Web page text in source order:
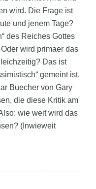
wird. Die Frage ist
und jenem Tage?
des Reiches Gottes
wird primaer das
Das ist
gemeint ist.
Buecher von Gary
die diese Kritik am
wie weit wird das
(Inwieweit